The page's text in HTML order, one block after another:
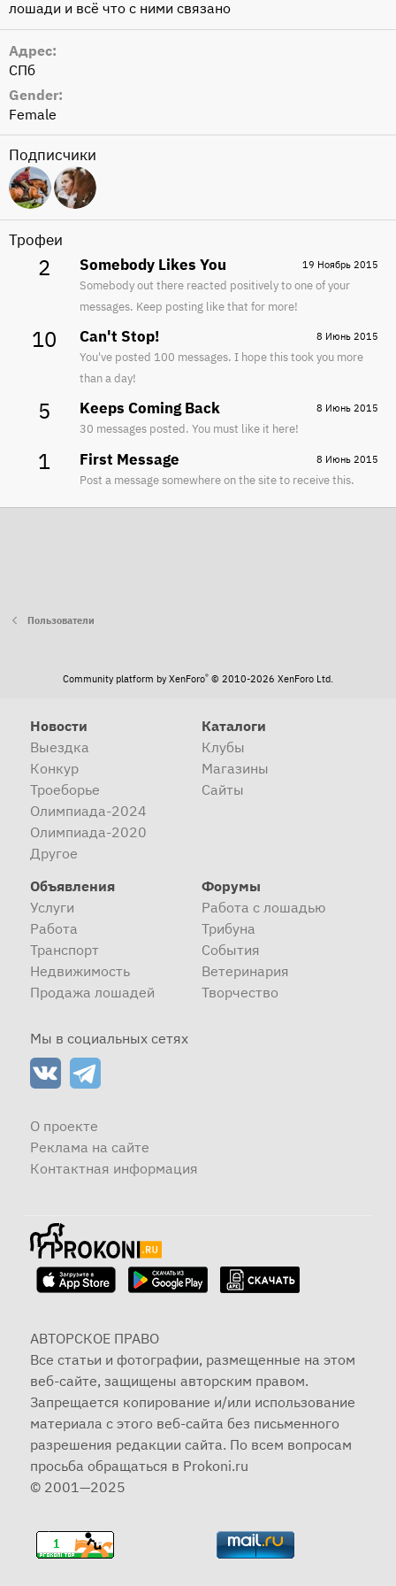
лошади и всё что с ними связано
Адрес
СПб
Gender
Female
Подписчики
Трофеи
2 19 Ноябрь 2015
Somebody Likes You
Somebody out there reacted positively to one of your
messages. Keep posting like that for more!
10 8 Июнь 2015
Can't Stop!
You've posted 100 messages. I hope this took you more
than a day!
5 8 Июнь 2015
Keeps Coming Back
30 messages posted. You must like it here!
1 8 Июнь 2015
First Message
Post a message somewhere on the site to receive this.
Пользователи
Community platform by XenForo® © 2010-2026 XenForo Ltd.
Новости
Выездка
Конкур
Троеборье
Олимпиада-2024
Олимпиада-2020
Другое
Каталоги
Клубы
Магазины
Сайты
Объявления
Услуги
Работа
Транспорт
Недвижимость
Продажа лошадей
Форумы
Работа с лошадью
Трибуна
События
Ветеринария
Творчество
Мы в социальных сетях
О проекте
Реклама на сайте
Контактная информация
АВТОРСКОЕ ПРАВО
Все статьи и фотографии, размещенные на этом
веб-сайте, защищены авторским правом.
Запрещается копирование и/или использование
материала с этого веб-сайта без письменного
разрешения редакции сайта. По всем вопросам
просьба обращаться в Prokoni.ru
© 2001—2025